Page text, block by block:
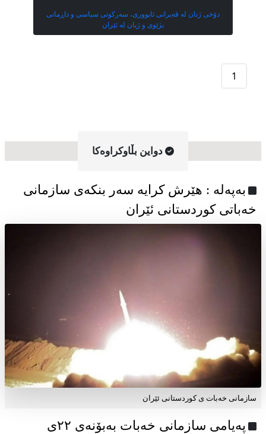
دۆخی ژنان لە قەیرانی ئابووری، سەرکوتی سیاسی و داڕمانی
بژێوی و ژیان لە ئێران
1
دواین بڵاوکراوه‌کا
به‌په‌له‌ : هێرش کرایە سەر بنکەی سازمانی
خەباتی کوردستانی ئێران
سازمانی خەبات ی کوردستانی ئێران
پەیامی سازمانی خەبات بەبۆنەی ۲۲ی